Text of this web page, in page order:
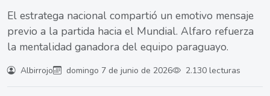
El estratega nacional compartió un emotivo mensaje
previo a la partida hacia el Mundial. Alfaro refuerza
la mentalidad ganadora del equipo paraguayo.
Albirrojo domingo 7 de junio de 2026 2.130 lecturas